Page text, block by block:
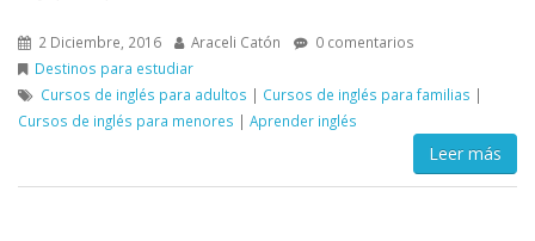
2 Diciembre, 2016 Araceli Catón
0 comentarios
Destinos para estudiar
Cursos de inglés para adultos | Cursos de inglés para familias |
Cursos de inglés para menores | Aprender inglés
Leer más